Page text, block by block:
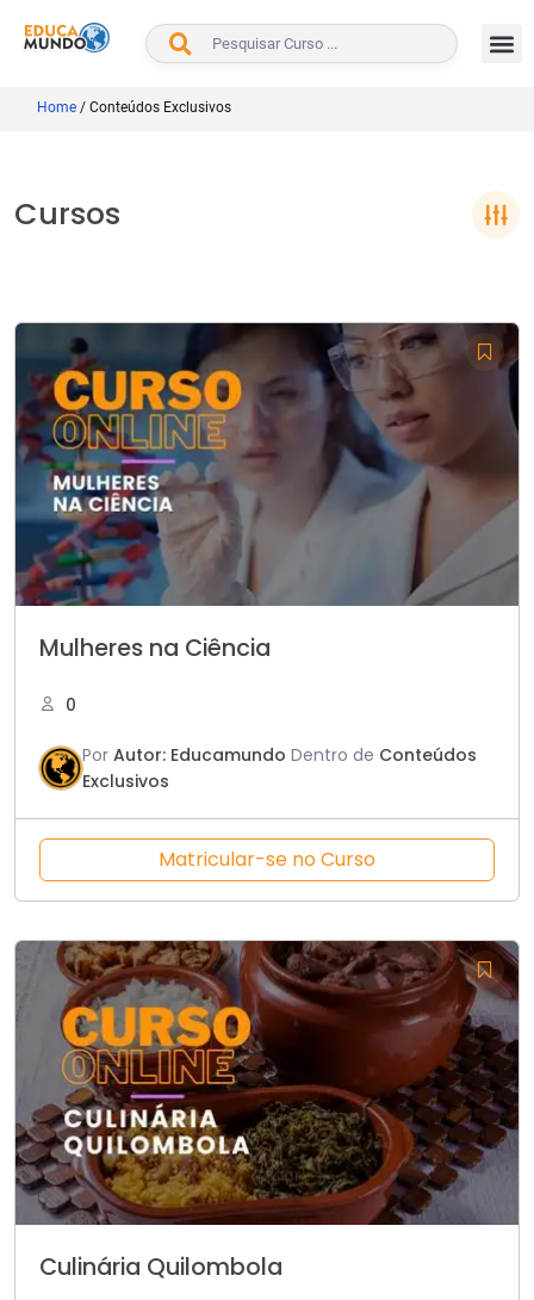
BUSCAR
Home / Conteúdos Exclusivos
Cursos
Mulheres na Ciência
0
Por Autor: Educamundo Dentro de Conteúdos
Exclusivos
Matricular-se no Curso
Culinária Quilombola